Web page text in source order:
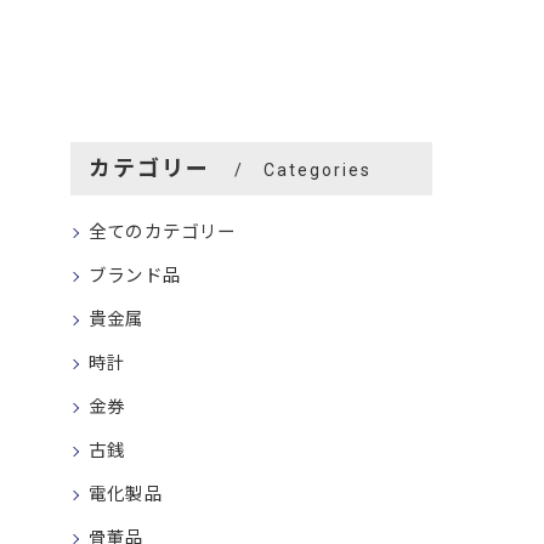
カテゴリー Categories
全てのカテゴリー
ブランド品
貴金属
時計
金券
古銭
電化製品
骨董品